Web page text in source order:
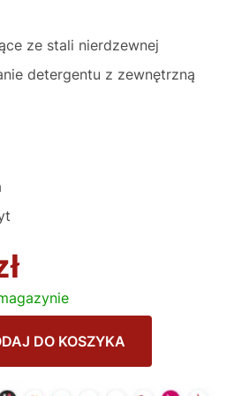
ze stali nierdzewnej
detergentu z zewnętrzną
DO KOSZYKA